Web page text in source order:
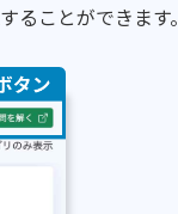
ことができます。